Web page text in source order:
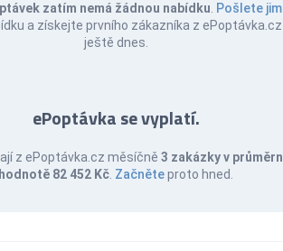
zatím nemá žádnou nabídku Pošlete jim
a získejte prvního zákazníka z ePoptávka.cz
ještě dnes.
ePoptávka se vyplatí.
z ePoptávka.cz měsíčně 3 zakázky v
hodnotě 82 452 Kč Začněteproto hned.